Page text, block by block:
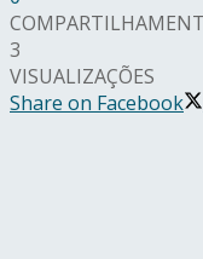
3
VISUALIZAÇÕES
Share on Facebook